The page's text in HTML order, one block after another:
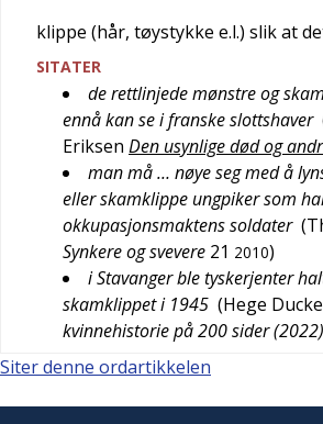
klippe (hår, tøystykke e.l.) slik at
SITATER
de rettlinjede mønstre og
ennå kan se i franske slottshaver
Eriksen Den usynlige død og
man må … nøye seg med å
eller skamklippe ungpiker som
okkupasjonsmaktens soldater (
Synkere og svevere 21 2010)
i Stavanger ble tyskerjenter
skamklippet i 1945 (Hege
kvinnehistorie på 200 sider (2022)
Siter denne ordartikkelen